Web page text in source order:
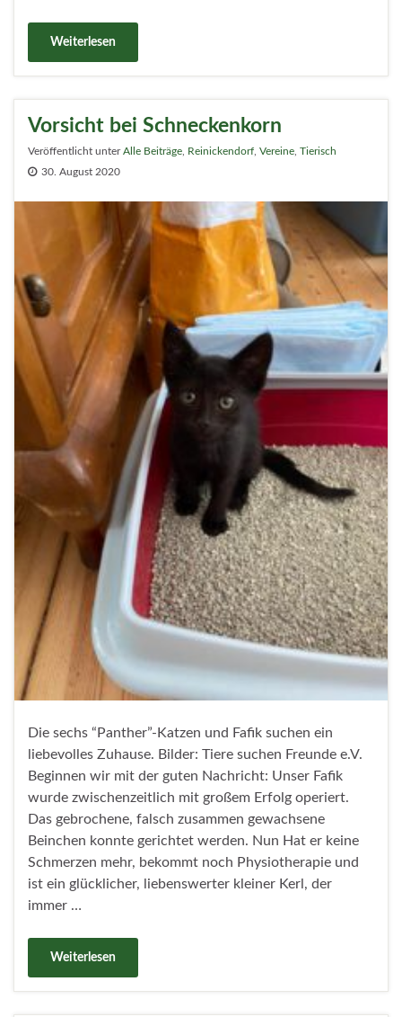
Weiterlesen
Vorsicht bei Schneckenkorn
Veröffentlicht unterAlle Beiträge Reinickendorf Vereine Tierisch
30. August 2020
Die sechs “Panther”-Katzen und Fafik suchen ein
liebevolles Zuhause. Bilder: Tiere suchen Freunde e.V.
Beginnen wir mit der guten Nachricht: Unser Fafik
wurde zwischenzeitlich mit großem Erfolg operiert.
Das gebrochene, falsch zusammen gewachsene
Beinchen konnte gerichtet werden. Nun Hat er keine
Schmerzen mehr, bekommt noch Physiotherapie und
ist ein glücklicher, liebenswerter kleiner Kerl, der
immer …
Weiterlesen